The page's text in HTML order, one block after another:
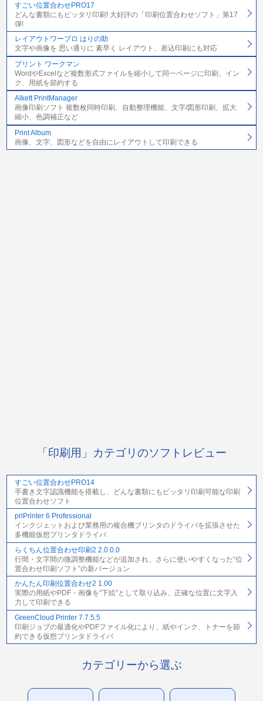
すごい位置合わせPRO17
どんな書類にもピッタリ印刷! 大好評の「印刷位置合わせソフト」第17
弾!
レイアウトワープロ はりの助
文字や画像を 思い通りに 素早く レイアウト、差込印刷にも対応
プリント ワークマン
WordやExcelなど複数形式ファイルを縮小して同一ページに印刷、イン
ク、用紙を節約する
Alkett PrintManager
画像印刷ソフト 複数枚同時印刷、自動整理機能、文字/図形印刷、拡大
縮小、色調補正など
Print Album
画像、文字、図形などを自由にレイアウトして印刷できる
「印刷用」カテゴリのソフトレビュー
すごい位置合わせPRO14
手書き文字認識機能を搭載し、どんな書類にもピッタリ印刷可能な印刷
位置合わせソフト
priPrinter 6 Professional
インクジェットおよび業務用の複合機プリンタのドライバを拡張させた
多機能仮想プリンタドライバ
らくちん位置合わせ印刷2 2.0.0.0
行間・文字間の微調整機能などが追加され、さらに使いやすくなった“位
置合わせ印刷ソフト”の新バージョン
かんたん印刷位置合わせ2 1.00
実際の用紙やPDF・画像を“下絵”として取り込み、正確な位置に文字入
力して印刷できる
GreenCloud Printer 7.7.5.5
印刷ジョブの最適化やPDFファイル化により、紙やインク、トナーを節
約できる仮想プリンタドライバ
カテゴリーから選ぶ